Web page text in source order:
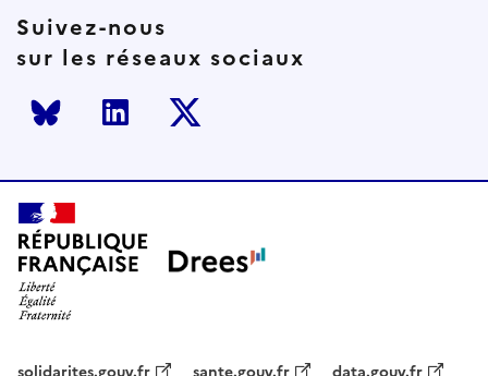
Suivez-nous
sur les réseaux sociaux
Bluesky LinkedInTwitter